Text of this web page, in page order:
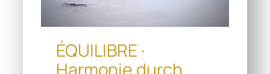
ÉQUILIBRE ·